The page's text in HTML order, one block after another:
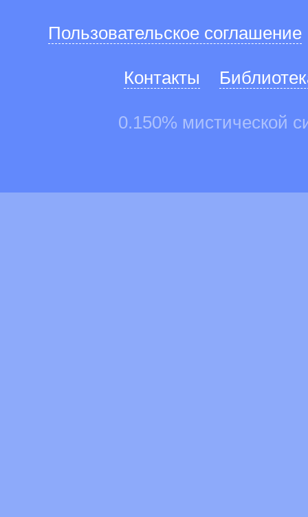
Пользовательское соглашение
Контакты
0.150% мистической